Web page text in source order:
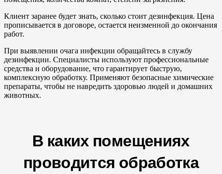
Клиент заранее будет знать, сколько стоит дезинфекция. Цена
прописывается в договоре, остается неизменной до окончания
работ.
При выявлении очага инфекции обращайтесь в службу
дезинфекции. Специалисты используют профессиональные
средства и оборудование, что гарантирует быструю,
комплексную обработку. Применяют безопасные химические
препараты, чтобы не навредить здоровью людей и домашних
животных.
В каких помещениях
проводится обработка